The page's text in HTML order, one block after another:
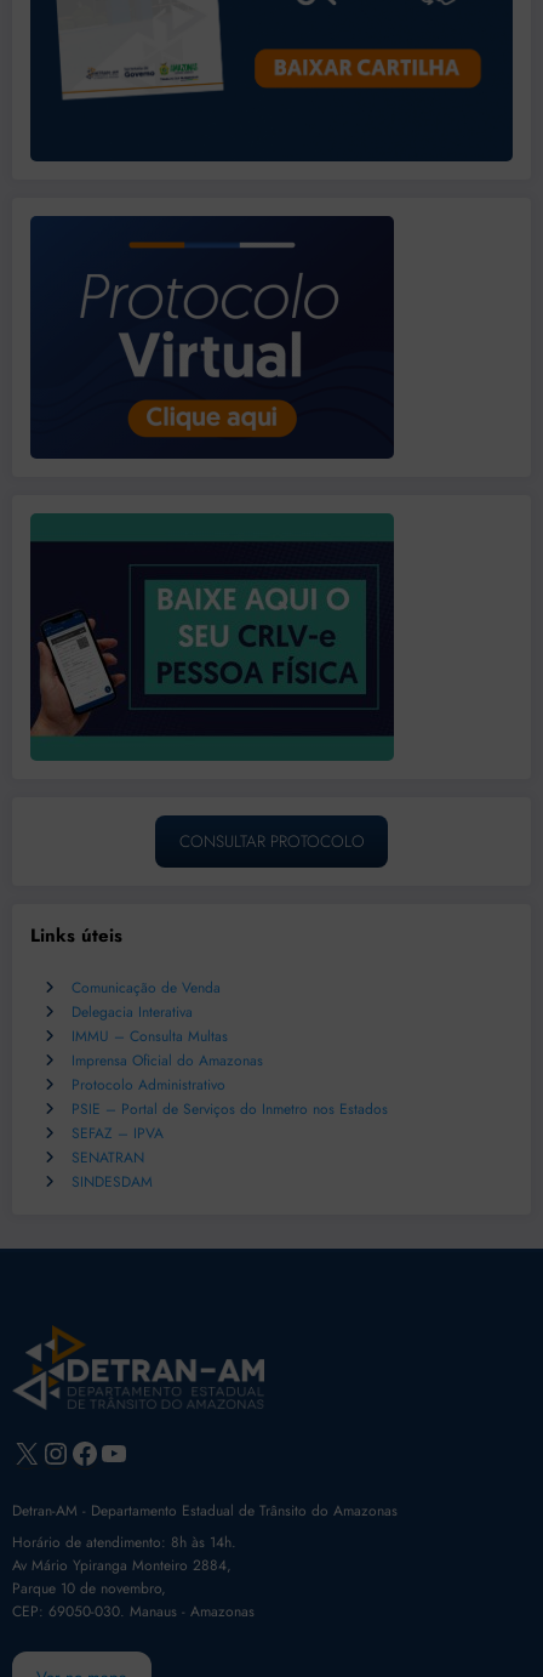
CONSULTAR PROTOCOLO
Links úteis
Comunicação de Venda
Delegacia Interativa
IMMU – Consulta Multas
Imprensa Oficial do Amazonas
Protocolo Administrativo
PSIE – Portal de Serviços do Inmetro nos Estados
SEFAZ – IPVA
SENATRAN
SINDESDAM
X Instagram
Facebook
Youtube
Detran-AM - Departamento Estadual de Trânsito do Amazonas
Horário de atendimento: 8h às 14h.
Av Mário Ypiranga Monteiro 2884,
Parque 10 de novembro,
CEP: 69050-030. Manaus - Amazonas